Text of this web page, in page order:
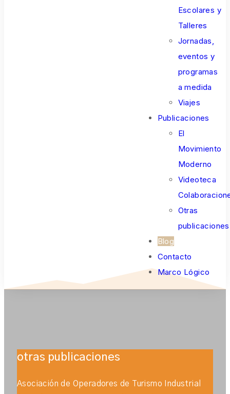
Escolares y
Talleres
Jornadas,
eventos y
programas
a medida
Viajes
Publicaciones
El
Movimiento
Moderno
Videoteca
Otras
publicaciones
Blog
Contacto
Marco Lógico
otras publicaciones
Asociación de Operadores de Turismo Industrial